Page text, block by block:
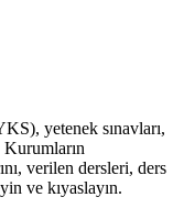
yetenek sınavları,
verilen dersleri, ders
ve kıyaslayın.